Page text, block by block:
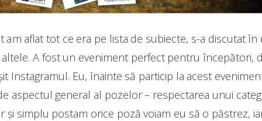
am aflat tot ce era pe lista de subiecte, s-a discutat
A fost un eveniment perfect pentru începători,
Instagramul. Eu, înainte să particip la acest
aspectul general al pozelor – respectarea unui
simplu postam orice poză voiam eu să o păstrez,